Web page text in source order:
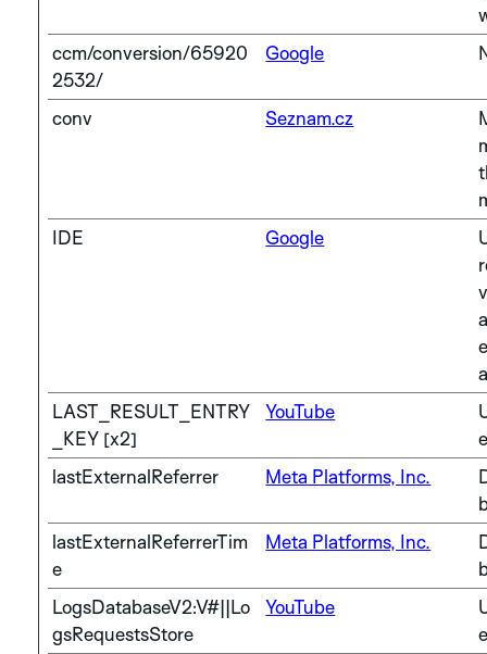
ccm/conversion/65920
2532/
Google
conv Seznam.cz
IDE
Google
LAST_RESULT_ENTRY
_KEY [x2]
YouTube
lastExternalReferrer
Meta Platforms, Inc.
lastExternalReferrerTim
e
Meta Platforms, Inc.
LogsDatabaseV2:V#||Lo
gsRequestsStore
YouTube